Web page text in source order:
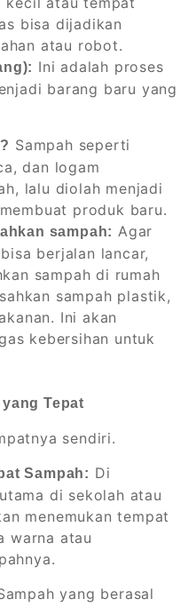
bisa dijadikan
atau robot.
Ini adalah proses
barang baru yang
Sampah seperti
dan logam
lalu diolah menjadi
produk baru.
sampah: Agar
berjalan lancar,
sampah di rumah
sampah plastik,
Ini akan
kebersihan untuk
Tepat
sendiri.
Sampah: Di
di sekolah atau
menemukan tempat
warna atau
yang berasal